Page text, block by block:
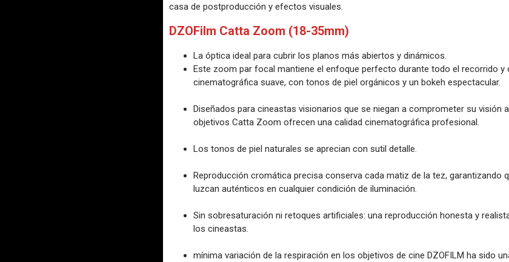
casa de postproducción y efectos visuales.
DZOFilm Catta Zoom (18-35mm)
La óptica ideal para cubrir los planos más abiertos y dinámicos.
Este zoom par focal mantiene el enfoque perfecto durante todo el recorrido y
cinematográfica suave, con tonos de piel orgánicos y un bokeh espectacular.
Diseñados para cineastas visionarios que se niegan a comprometer su visión
objetivos Catta Zoom ofrecen una calidad cinematográfica profesional.
Los tonos de piel naturales se aprecian con sutil detalle.
Reproducción cromática precisa conserva cada matiz de la tez, garantizando
luzcan auténticos en cualquier condición de iluminación.
Sin sobresaturación ni retoques artificiales: una reproducción honesta y
los cineastas.
mínima variación de la respiración en los objetivos de cine DZOFILM ha sido